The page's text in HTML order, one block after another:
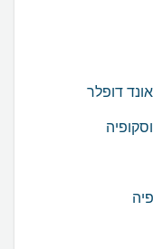
דופלר